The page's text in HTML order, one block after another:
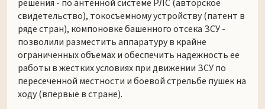
решения - по антенной системе РЛС (авторское
свидетельство), токосъемному устройству (патент в
ряде стран), компоновке башенного отсека ЗСУ -
позволили разместить аппаратуру в крайне
ограниченных объемах и обеспечить надежность ее
работы в жестких условиях при движении ЗСУ по
пересеченной местности и боевой стрельбе пушек на
ходу (впервые в стране).